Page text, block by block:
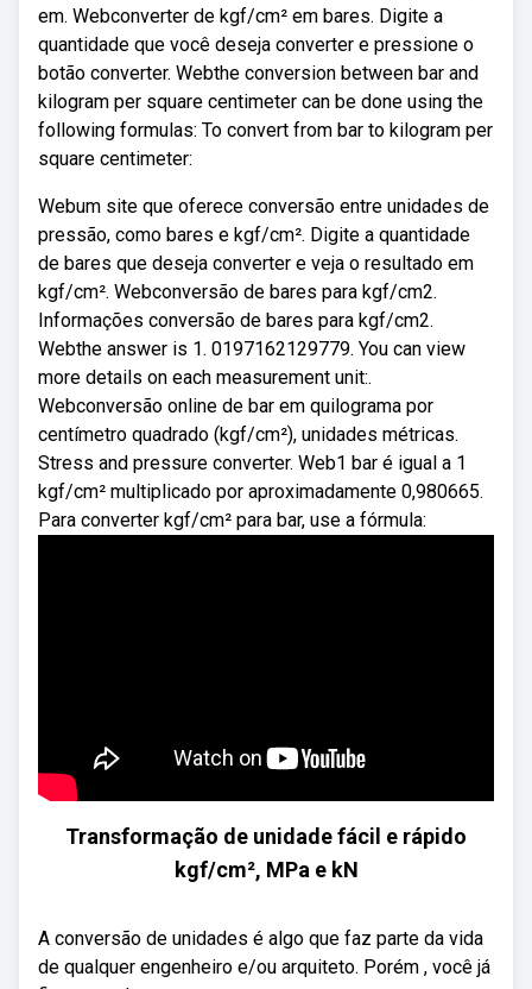
em. Webconverter de kgf/cm² em bares. Digite a
quantidade que você deseja converter e pressione o
botão converter. Webthe conversion between bar and
kilogram per square centimeter can be done using the
following formulas: To convert from bar to kilogram per
square centimeter:
Webum site que oferece conversão entre unidades de
pressão, como bares e kgf/cm². Digite a quantidade
de bares que deseja converter e veja o resultado em
kgf/cm². Webconversão de bares para kgf/cm2.
Informações conversão de bares para kgf/cm2.
Webthe answer is 1. 0197162129779. You can view
more details on each measurement unit:.
Webconversão online de bar em quilograma por
centímetro quadrado (kgf/cm²), unidades métricas.
Stress and pressure converter. Web1 bar é igual a 1
kgf/cm² multiplicado por aproximadamente 0,980665.
Para converter kgf/cm² para bar, use a fórmula:
Transformação de unidade fácil e rápido
kgf/cm², MPa e kN
A conversão de unidades é algo que faz parte da vida
de qualquer engenheiro e/ou arquiteto. Porém , você já